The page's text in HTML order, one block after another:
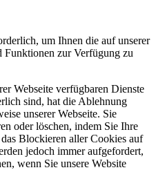
um Ihnen die auf unserer
Funktionen zur Verfügung zu
Webseite verfügbaren Dienste
sind, hat die Ablehnung
unserer Webseite. Sie
oder löschen, indem Sie Ihre
Blockieren aller Cookies auf
jedoch immer aufgefordert,
wenn Sie unsere Website